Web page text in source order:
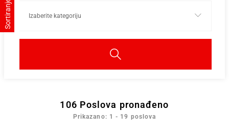
106 Poslova pronađeno
Prikazano: 1 - 19 poslova